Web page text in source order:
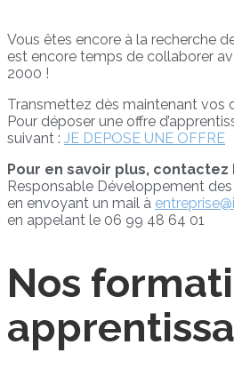
Vous êtes encore à la recherche
est encore temps de collaborer
2000 !
Transmettez dès maintenant vos
Pour déposer une offre
suivant : JE DEPOSE UNE OFFRE
Pour en savoir plus, contactez
Responsable Développement
en envoyant un mail à
en appelant le 06 99 48 64 01
Nos